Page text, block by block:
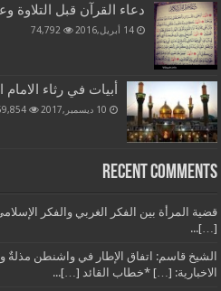
دعاء القرآن قبل التلاوة
14 أبريل,2016 74,792
أبيات في رثاء
10 ديسمبر,2017
Recent Comments
قضية المرأة بين الفكر الغربي والفكر
[…]...
الشيخ قاسم: اتفاق الإطار في واشنطن مذلةٌ
الاخبارية: […] *خطاب القائد […]...